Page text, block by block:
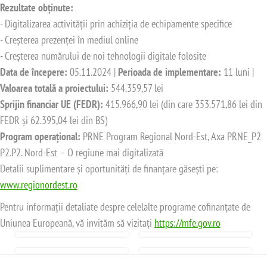
Rezultate obținute:
- Digitalizarea activității prin achiziția de echipamente specifice
- Creșterea prezenței în mediul online
- Creșterea numărului de noi tehnologii digitale folosite
Data de începere: 05.11.2024 | Perioada de implementare: 11 luni |
Valoarea totală a proiectului: 544.359,57 lei
Sprijin financiar UE (FEDR): 415.966,90 lei (din care 353.571,86 lei din
FEDR și 62.395,04 lei din BS)
Program operațional: PRNE Program Regional Nord-Est, Axa PRNE_P2
P2.P2. Nord-Est – O regiune mai digitalizată
Detalii suplimentare și oportunități de finanțare găsești pe:
www.regionordest.ro
Pentru informații detaliate despre celelalte programe cofinanțate de
Uniunea Europeană, vă invităm să vizitați https://mfe.gov.ro